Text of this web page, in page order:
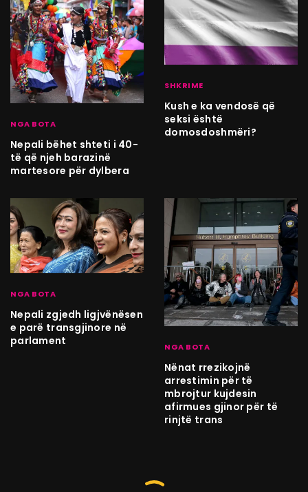
NGA BOTA
Nepali bëhet shteti i 40-
të që njeh barazinë
martesore për dylbera
SHKRIME
Kush e ka vendosë që
seksi është
domosdoshmëri?
NGA BOTA
Nepali zgjedh ligjvënësen
e parë transgjinore në
parlament
NGA BOTA
Nënat rrezikojnë
arrestimin për të
mbrojtur kujdesin
afirmues gjinor për të
rinjtë trans